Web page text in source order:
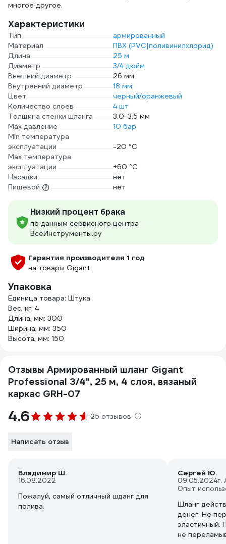
многое другое.
Характеристики
Тип
армированный
Материал
ПВХ (PVC|поливинилхлорид)
Длина
25 м
Диаметр
3/4 дюйм
Внешний диаметр
26 мм
Внутренний диаметр
18 мм
Цвет
черный/оранжевый
Количество слоев
4 шт
Толщина стенки шланга
3.0-3.5 мм
Max давление
10 бар
Min температура
эксплуатации
-20 °С
Мах температура
эксплуатации
+60 °С
Насадки
нет
Пищевой
нет
Низкий процент брака
по данным сервисного центра
ВсеИнструменты.ру
Гарантия производителя 1 год
на товары Gigant
Упаковка
Единица товара: Штука
Вес, кг: 4
Длина, мм: 300
Ширина, мм: 350
Высота, мм: 150
Отзывы Армированный шланг Gigant
Professional 3/4", 25 м, 4 слоя, вязаный
каркас GRH-07
4.6 25 отзывов
Написать отзыв
Владимир Ш.
16.08.2022
Пожалуй, самый отличный шданг для
полива.
Сергей Ю.
09.05.2024г.
Опыт
Шланг
денег. Не
эластичный.
не